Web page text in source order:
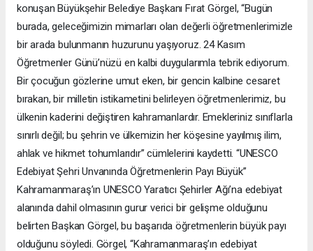
konuşan Büyükşehir Belediye Başkanı Fırat Görgel, “Bugün
burada, geleceğimizin mimarları olan değerli öğretmenlerimizle
bir arada bulunmanın huzurunu yaşıyoruz. 24 Kasım
Öğretmenler Günü’nüzü en kalbi duygularımla tebrik ediyorum.
Bir çocuğun gözlerine umut eken, bir gencin kalbine cesaret
bırakan, bir milletin istikametini belirleyen öğretmenlerimiz, bu
ülkenin kaderini değiştiren kahramanlardır. Emekleriniz sınıflarla
sınırlı değil; bu şehrin ve ülkemizin her köşesine yayılmış ilim,
ahlak ve hikmet tohumlarıdır” cümlelerini kaydetti. “UNESCO
Edebiyat Şehri Unvanında Öğretmenlerin Payı Büyük”
Kahramanmaraş’ın UNESCO Yaratıcı Şehirler Ağı’na edebiyat
alanında dahil olmasının gurur verici bir gelişme olduğunu
belirten Başkan Görgel, bu başarıda öğretmenlerin büyük payı
olduğunu söyledi. Görgel, “Kahramanmaraş’ın edebiyat